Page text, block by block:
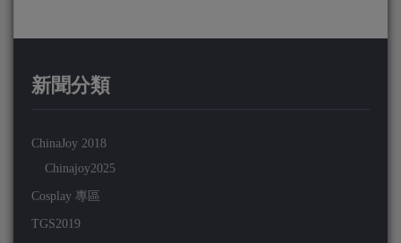
新聞分類
ChinaJoy 2018
Chinajoy2025
Cosplay 專區
TGS2019